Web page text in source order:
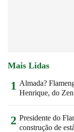
Mais Lidas
1 Almada?
Henrique, do
2 Presidente do
construção de